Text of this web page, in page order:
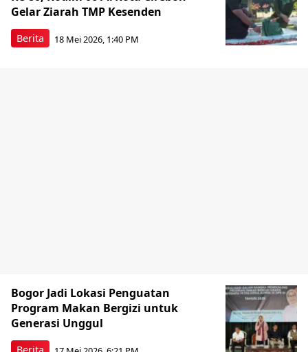
Berita
Gelar Ziarah TMP Kesenden
18 Mei 2026, 1:40 PM
Bogor Jadi Lokasi Penguatan
Program Makan Bergizi untuk
Generasi Unggul